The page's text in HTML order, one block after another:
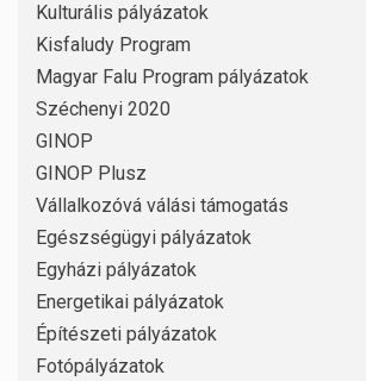
Kulturális pályázatok
Kisfaludy Program
Magyar Falu Program pályázatok
Széchenyi 2020
GINOP
GINOP Plusz
Vállalkozóvá válási támogatás
Egészségügyi pályázatok
Egyházi pályázatok
Energetikai pályázatok
Építészeti pályázatok
Fotópályázatok